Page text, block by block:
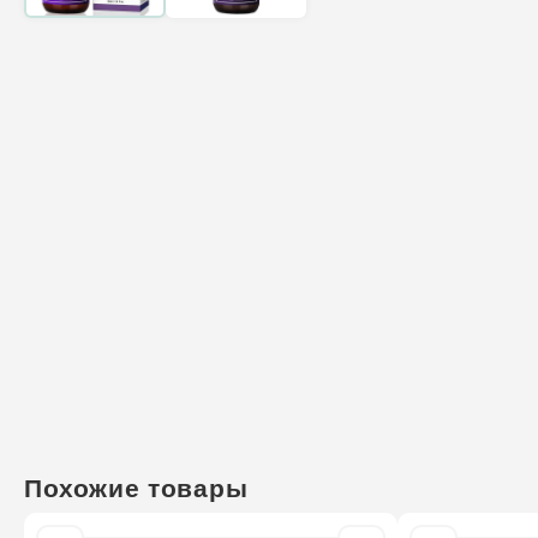
Похожие товары